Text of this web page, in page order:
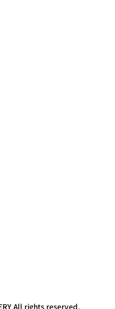
All rights reserved.